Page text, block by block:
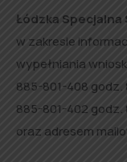
Łódzka
w zakresie
wypełniania
885-801-408 godz.
885-801-402 godz.
oraz adresem